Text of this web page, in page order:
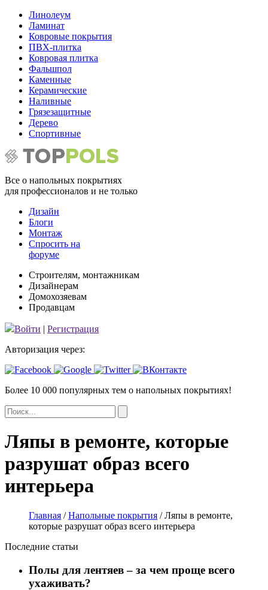
Линолеум
Ламинат
Ковровые покрытия
ПВХ-плитка
Ковровая плитка
Фальшпол
Каменные
Керамические
Наливные
Грязезащитные
Дерево
Спортивные
Все о напольных покрытиях
для профессионалов и не только
Дизайн
Блоги
Монтаж
Спросить на
форуме
Строителям, монтажникам
Дизайнерам
Домохозяевам
Продавцам
Войти | Регистрация
Авторизация через:
Более 10 000 популярных тем о напольных покрытиях!
Ляпы в ремонте, которые
разрушат образ всего
интерьера
Главная / Напольные покрытия / Ляпы в ремонте,
которые разрушат образ всего интерьера
Последние статьи
Полы для лентяев – за чем проще всего
ухаживать?